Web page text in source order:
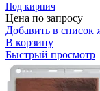
Под кирпич
Цена по запросу
Добавить в список
В корзину
Быстрый просмотр